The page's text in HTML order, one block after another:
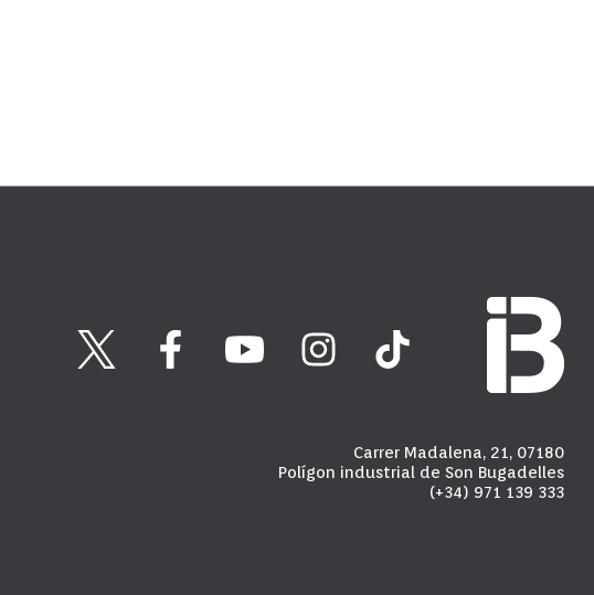
Carrer Madalena, 21, 07180
Polígon industrial de Son Bugadelles
(+34) 971 139 333